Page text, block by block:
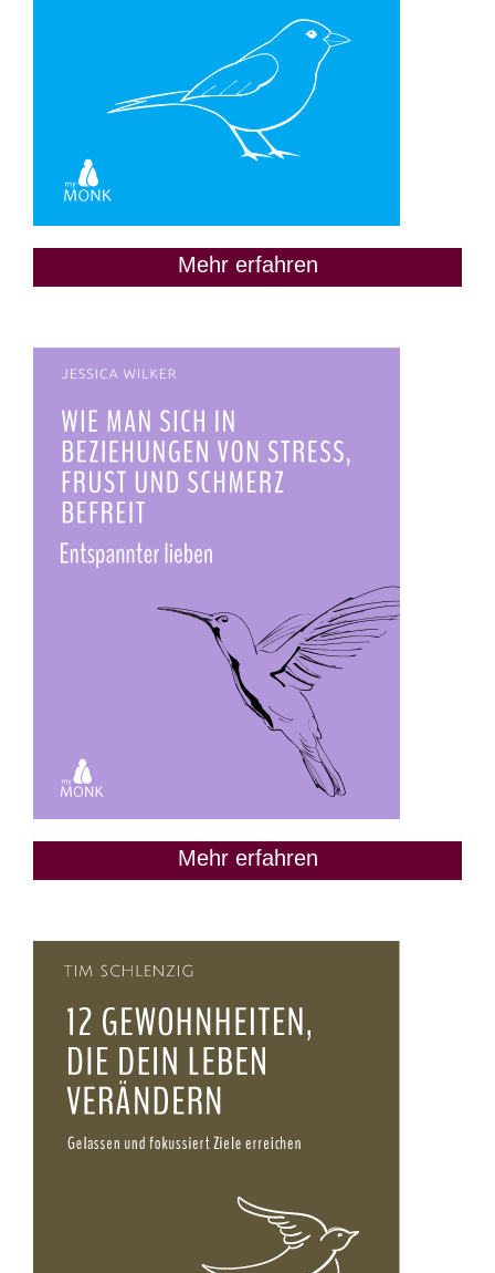
Mehr erfahren
Mehr erfahren